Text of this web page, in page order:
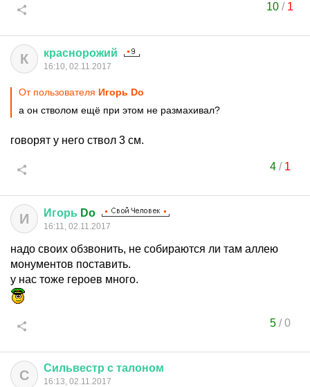
10 / 1
К краснорожий
16:10, 02.11.2017
От пользователя Игорь Do
а он стволом ещё при этом не размахивал?
говорят у него ствол 3 см.
4/ 1
И Игорь Do
16:11, 02.11.2017
надо своих обзвонить, не собираются ли там аллею
монументов поставить.
у нас тоже героев много.
5/0
С Сильвестр с талоном
16:13, 02.11.2017